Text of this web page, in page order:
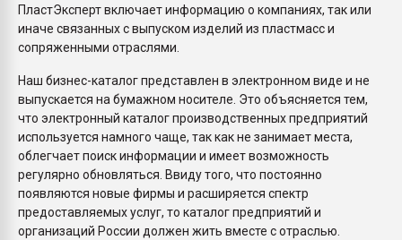
ПластЭксперт включает информацию о компаниях, так или
иначе связанных с выпуском изделий из пластмасс и
сопряженными отраслями.
Наш бизнес-каталог представлен в электронном виде и не
выпускается на бумажном носителе. Это объясняется тем,
что электронный каталог производственных предприятий
используется намного чаще, так как не занимает места,
облегчает поиск информации и имеет возможность
регулярно обновляться. Ввиду того, что постоянно
появляются новые фирмы и расширяется спектр
предоставляемых услуг, то каталог предприятий и
организаций России должен жить вместе с отраслью.